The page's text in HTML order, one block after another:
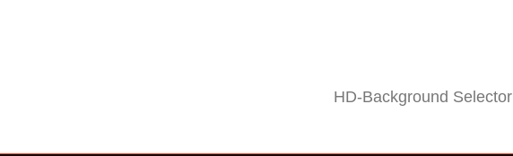
HD-Background Selector